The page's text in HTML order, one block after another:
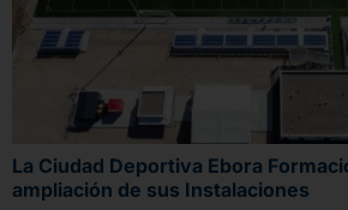
La Ciudad Deportiva Ebora
ampliación de sus Instalaciones